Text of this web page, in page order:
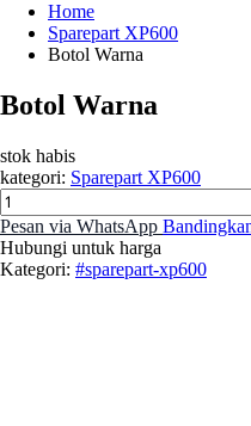
Home
Sparepart XP600
Botol Warna
Botol Warna
stok habis
kategori: Sparepart XP600
Pesan via WhatsApp
Hubungi untuk harga
Kategori: #sparepart-xp600